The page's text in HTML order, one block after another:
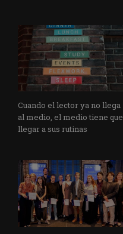
Cuando el lector ya no llega
al medio, el medio tiene que
llegar a sus rutinas